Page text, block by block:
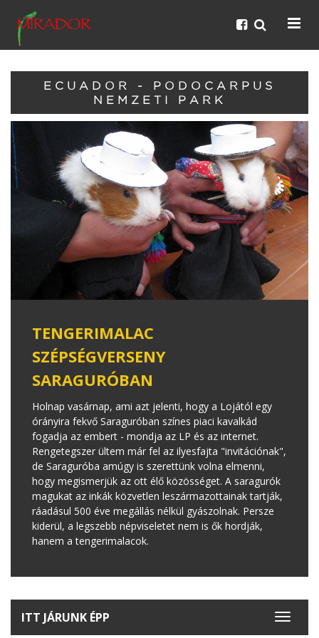
ECUADOR - PODOCARPUS
NEMZETI PARK
TENGERIMALAC
SZÉPSÉGVERSENY
SARAGURÓBAN
Holnap vasárnap, ami azt jelenti, hogy a Lojától egy
órányira fekvő Saraguróban színes piaci kavalkád
fogadja az embert - mondja az LP és az internet.
Rengetegszer ültem már fel az ilyesfajta "invitációnak",
de Saraguróba amúgy is szerettünk volna elmenni,
hogy megismerjük az ott élő közösséget. A saragurók
magukat az inkák közvetlen leszármazottainak tartják,
ráadásul 500 éve megállás nélkül gyászolnak. Persze
kiderül, a legszebb népviseletet nem is ők hordják,
hanem a tengerimalacok.
Toggle
ITT JÁRUNK ÉPP